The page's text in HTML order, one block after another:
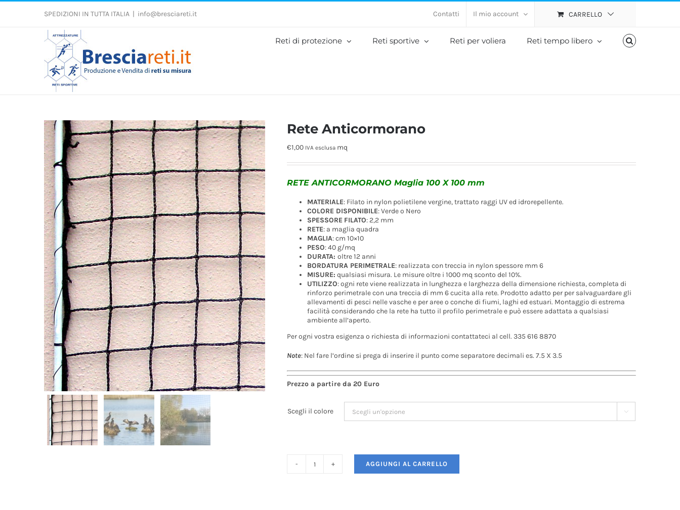
Salta
SPEDIZIONI IN TUTTA ITALIA | info@bresciareti.it Contatti Il mio account CARRELLO
Reti di protezione Reti sportive Reti per voliera Reti tempo libero
Rete Anticormorano
€1,00 IVA esclusa mq
RETE ANTICORMORANO Maglia 100 X 100 mm
MATERIALE: Filato in nylon polietilene vergine, trattato raggi UV ed idrorepellente.
COLORE DISPONIBILE: Verde o Nero
SPESSORE FILATO: 2,2 mm
RETE: a maglia quadra
MAGLIA: cm 10×10
PESO: 40 g/mq
DURATA: oltre 12 anni
BORDATURA PERIMETRALE: realizzata con treccia in nylon spessore mm 6
MISURE: qualsiasi misura. Le misure oltre i 1000 mq sconto del 10%.
UTILIZZO: ogni rete viene realizzata in lunghezza e larghezza della dimensione richiesta, completa di
rinforzo perimetrale con una treccia di mm 6 cucita alla rete. Prodotto adatto per per salvaguardare gli
allevamenti di pesci nelle vasche e per aree o conche di fiumi, laghi ed estuari. Montaggio di estrema
facilità considerando che la rete ha tutto il profilo perimetrale e può essere adattata a qualsiasi
ambiente all’aperto.
Per ogni vostra esigenza o richiesta di informazioni contattateci al cell. 335 616 8870
Note: Nel fare l’ordine si prega di inserire il punto come separatore decimali es. 7.5 X 3.5
Prezzo a partire da 20 Euro
Scegli il colore 
Rete
AGGIUNGI AL CARRELLO